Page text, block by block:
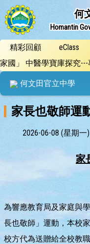
何
Homantin
精彩回顧 eClass
家國」 中醫學寶庫探究
何文田官立中學
家長也敬師運
2026-06-08 (星期一)
家
為響應教育局及家庭與
長也敬師」運動，本校
校方代為送贈給全校教